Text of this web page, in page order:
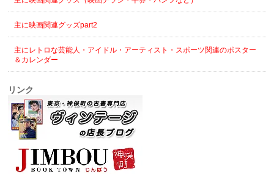
主に映画関連グッズpart2
主にレトロな芸能人・アイドル・アーティスト・スポーツ関連のポスター
＆カレンダー
リンク